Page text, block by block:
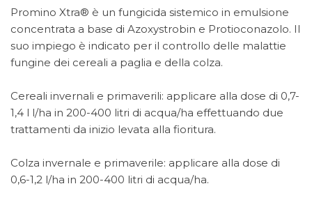
Promino Xtra® è un fungicida sistemico in emulsione
concentrata a base di Azoxystrobin e Protioconazolo. Il
suo impiego è indicato per il controllo delle malattie
fungine dei cereali a paglia e della colza.
Cereali invernali e primaverili: applicare alla dose di 0,7-
1,4 l l/ha in 200-400 litri di acqua/ha effettuando due
trattamenti da inizio levata alla fioritura.
Colza invernale e primaverile: applicare alla dose di
0,6-1,2 l/ha in 200-400 litri di acqua/ha.